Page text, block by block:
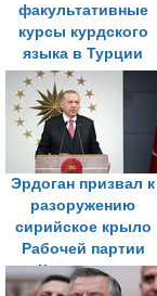
факультативные
курсы курдского
языка в Турции
достигла
рекордного уровня,
несмотря на
ограничения
Эрдоган призвал к
разоружению
сирийское крыло
Рабочей партии
Курдистана